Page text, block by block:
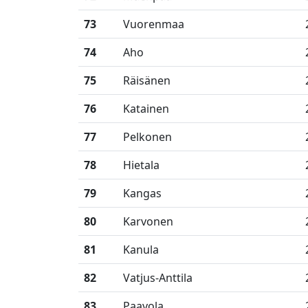
73
Vuorenmaa
74
Aho
75
Räisänen
76
Katainen
77
Pelkonen
78
Hietala
79
Kangas
80
Karvonen
81
Kanula
82
Vatjus-Anttila